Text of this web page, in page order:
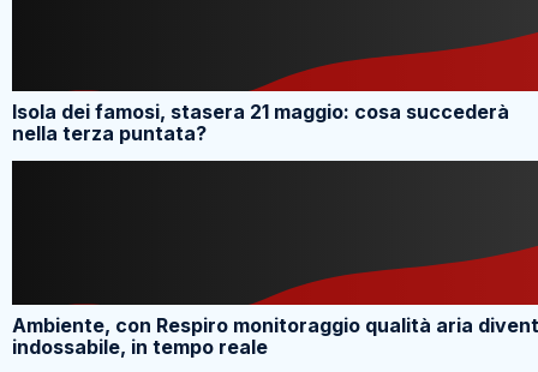
Isola dei famosi, stasera 21 maggio: cosa succederà
nella terza puntata?
Ambiente, con Respiro monitoraggio qualità aria
indossabile, in tempo reale